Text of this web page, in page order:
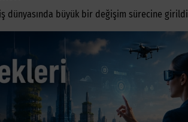
dünyasında büyük bir değişim sürecine girildi